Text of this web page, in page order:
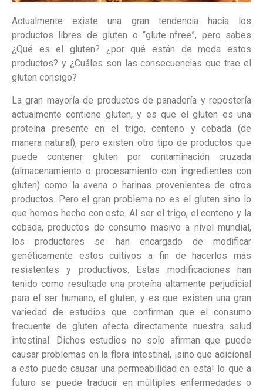
Actualmente existe una gran tendencia hacia los
productos libres de gluten o “glute-nfree”, pero sabes
¿Qué es el gluten? ¿por qué están de moda estos
productos? y ¿Cuáles son las consecuencias que trae el
gluten consigo?
La gran mayoría de productos de panadería y repostería
actualmente contiene gluten, y es que el gluten es una
proteína presente en el trigo, centeno y cebada (de
manera natural), pero existen otro tipo de productos que
puede contener gluten por contaminación cruzada
(almacenamiento o procesamiento con ingredientes con
gluten) como la avena o harinas provenientes de otros
productos. Pero el gran problema no es el gluten sino lo
que hemos hecho con este. Al ser el trigo, el centeno y la
cebada, productos de consumo masivo a nivel mundial,
los productores se han encargado de modificar
genéticamente estos cultivos a fin de hacerlos más
resistentes y productivos. Estas modificaciones han
tenido como resultado una proteína altamente perjudicial
para el ser humano, el gluten, y es que existen una gran
variedad de estudios que confirman que el consumo
frecuente de gluten afecta directamente nuestra salud
intestinal. Dichos estudios no solo afirman que puede
causar problemas en la flora intestinal, ¡sino que adicional
a esto puede causar una permeabilidad en esta! lo que a
futuro se puede traducir en múltiples enfermedades o